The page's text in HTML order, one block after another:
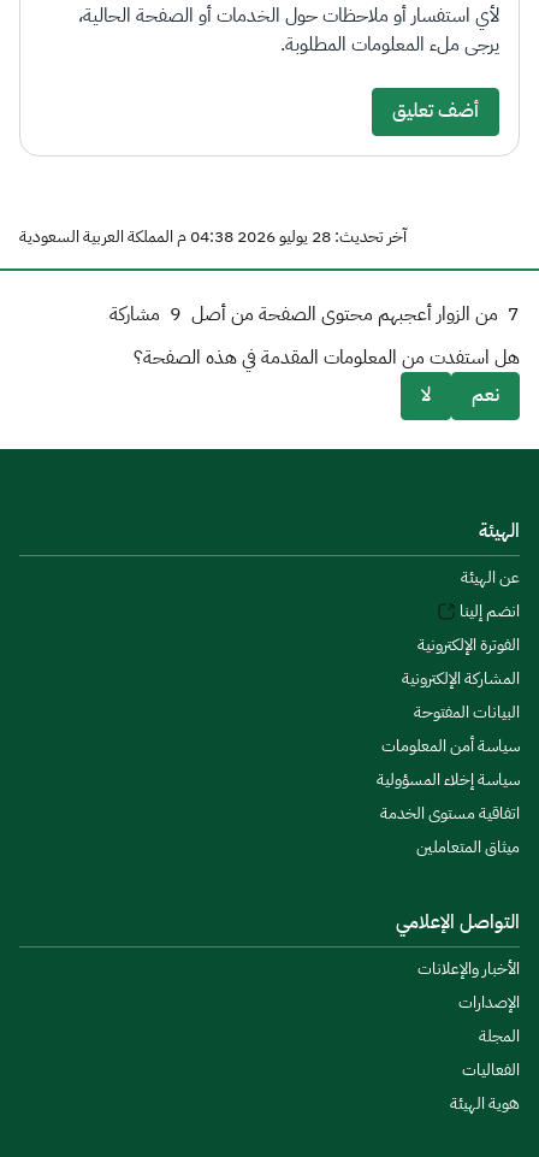
لأي استفسار أو ملاحظات حول الخدمات أو الصفحة الحالية،
يرجى ملء المعلومات المطلوبة.
أضف تعليق
آخر تحديث: 28 يوليو 2026 04:38 م المملكة العربية السعودية
7 من الزوار أعجبهم محتوى الصفحة من أصل 9 مشاركة
هل استفدت من المعلومات المقدمة في هذه الصفحة؟
نعم
لا
الهيئة
عن الهيئة
انضم إلينا
الفوترة الإلكترونية
المشاركة الإلكترونية
البيانات المفتوحة
سياسة أمن المعلومات
سياسة إخلاء المسؤولية
اتفاقية مستوى الخدمة
ميثاق المتعاملين
التواصل الإعلامي
الأخبار والإعلانات
الإصدارات
المجلة
الفعاليات
هوية الهيئة